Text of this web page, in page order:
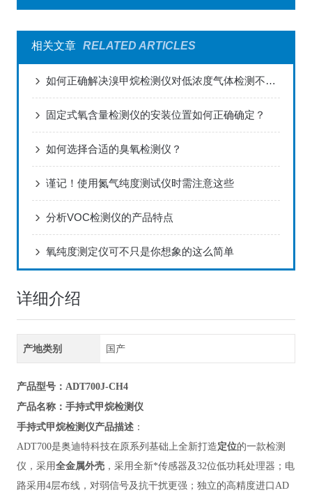
相关文章 RELATED ARTICLES
如何正确解决溴甲烷检测仪对低浓度气体检测不出来的问题？
固定式氧含量检测仪的安装位置如何正确确定？
如何选择合适的臭氧检测仪？
谨记！使用氮气纯度测试仪时需注意这些
分析VOC检测仪的产品特点
氧纯度测定仪可不只是你想象的这么简单
详细介绍
产地类别 国产
产品型号：ADT700J-CH4
产品名称： 手持式甲烷检测仪
手持式甲烷检测仪产品描述：
ADT700是奥迪特科技在原系列基础上全新打造定位的一款检测
仪，采用全金属外壳，采用全新*传感器及32位低功耗处理器；电
路采用4层布线，对弱信号及抗干扰更强；独立的高精度进口AD